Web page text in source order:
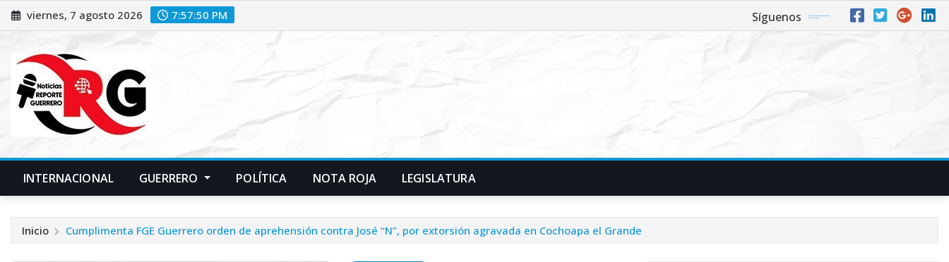
Saltar
al
viernes, 7 agosto 2026 7:57:51 PM Síguenos
INTERNACIONAL GUERRERO POLÍTICA NOTA ROJA LEGISLATURA
Inicio Cumplimenta FGE Guerrero orden de aprehensión contra José “N”, por extorsión agravada en Cochoapa el Grande